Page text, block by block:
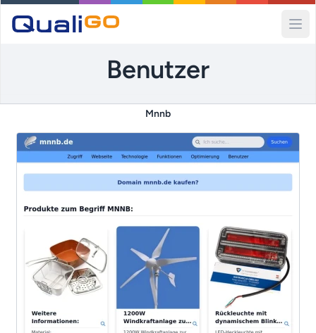
Benutzer
Mnnb